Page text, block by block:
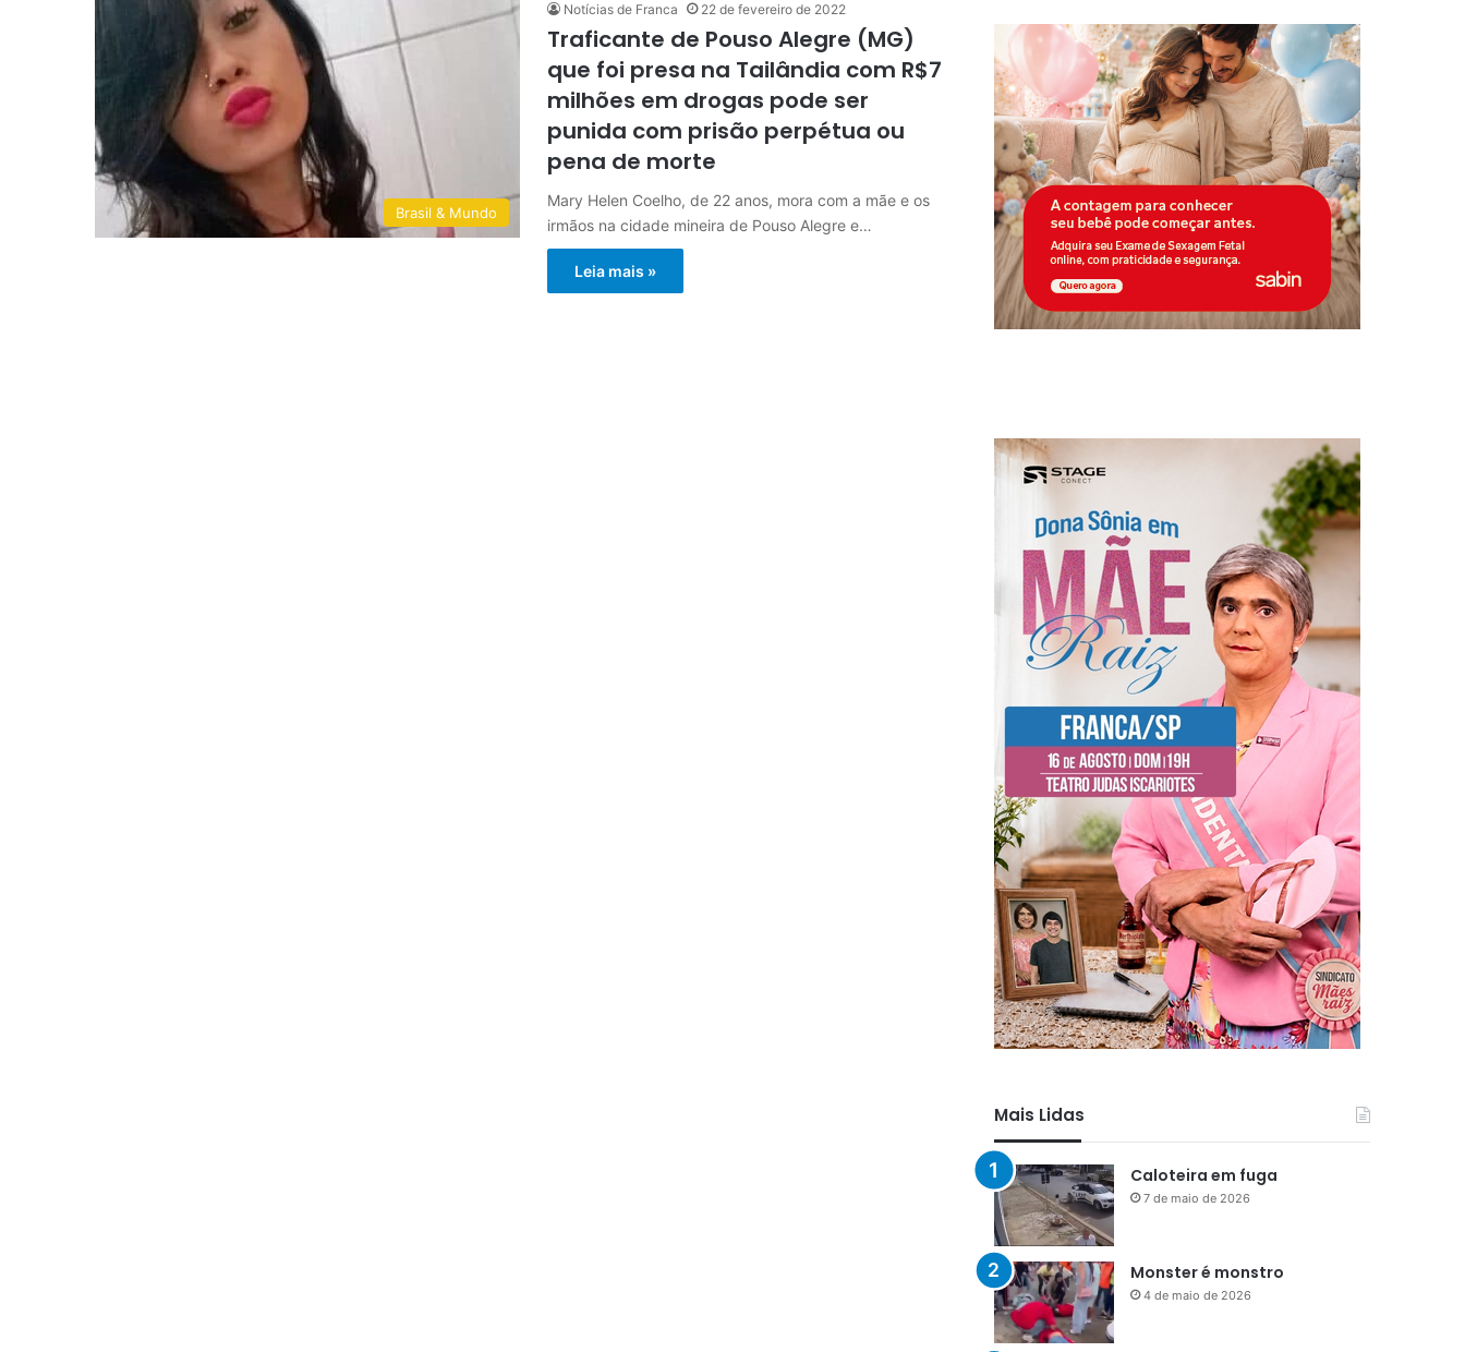
Brasil & Mundo
Notícias de Franca 22 de fevereiro de 2022
Traficante de Pouso Alegre (MG)
que foi presa na Tailândia com R$7
milhões em drogas pode ser
punida com prisão perpétua ou
pena de morte
Mary Helen Coelho, de 22 anos, mora com a mãe e os
irmãos na cidade mineira de Pouso Alegre e…
Leia mais »
Mais Lidas
Caloteira em fuga
7 de maio de 2026
Monster é monstro
4 de maio de 2026